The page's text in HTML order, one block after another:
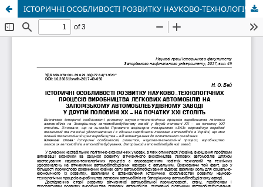
ІСТОРИЧНІ ОСОБЛИВОСТІ РОЗВИТКУ НАУКОВО-ТЕХНОЛОГІЧНИХ ПРОЦЕСІВ ВИРОБНИЦТВА ЛЕГКОВИХ АВТОМОБІЛІВ НА ЗАПОРІЗЬКОМУ АВТОМОБІЛЕБУДІВНОМУ ЗАВОДІ У ДРУГІЙ ПОЛОВИНІ ХХ – НА ПОЧАТКУ ХХІ СТОЛІТЬ